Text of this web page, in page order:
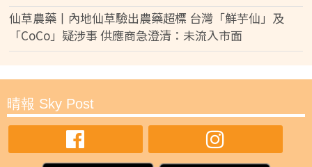
仙草農藥丨內地仙草驗出農藥超標 台灣「鮮芋仙」及
「CoCo」疑涉事 供應商急澄清：未流入市面
晴報 Sky Post